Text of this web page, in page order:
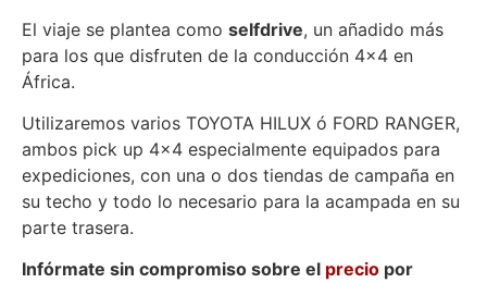
El viaje se plantea como selfdrive, un añadido más
para los que disfruten de la conducción 4×4 en
África.
Utilizaremos varios TOYOTA HILUX ó FORD RANGER,
ambos pick up 4×4 especialmente equipados para
expediciones, con una o dos tiendas de campaña en
su techo y todo lo necesario para la acampada en su
parte trasera.
Infórmate sin compromiso sobre el precio por